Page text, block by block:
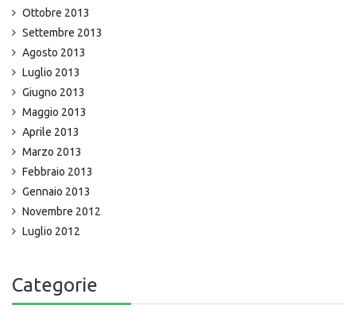
Ottobre 2013
Settembre 2013
Agosto 2013
Luglio 2013
Giugno 2013
Maggio 2013
Aprile 2013
Marzo 2013
Febbraio 2013
Gennaio 2013
Novembre 2012
Luglio 2012
Categorie